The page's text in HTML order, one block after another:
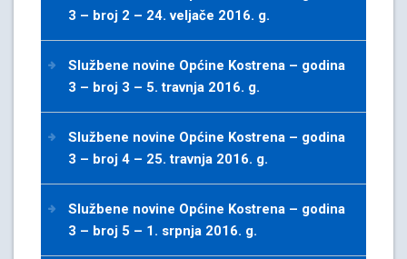
3 – broj 2 – 24. veljače 2016. g.
Službene novine Općine Kostrena – godina
3 – broj 3 – 5. travnja 2016. g.
Službene novine Općine Kostrena – godina
3 – broj 4 – 25. travnja 2016. g.
Službene novine Općine Kostrena – godina
3 – broj 5 – 1. srpnja 2016. g.